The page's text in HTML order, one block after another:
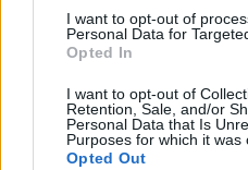
I want to opt-out of
Personal Data for
Opted In
I want to opt-out of
Retention, Sale, and/or
Personal Data that Is
Purposes for which it was
Opted Out
Žinoma, esu pasidaręs
popieriaus, tačiau tai
Technologinė
naudokimės ir